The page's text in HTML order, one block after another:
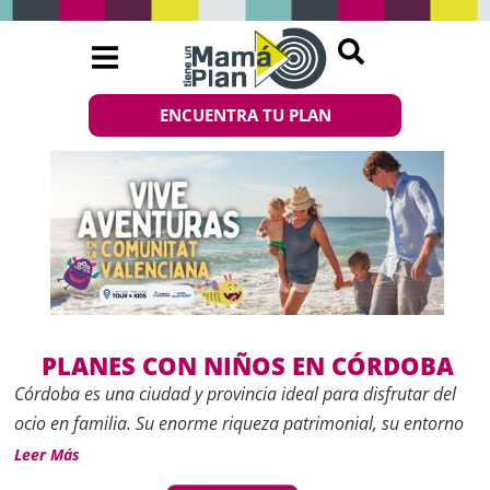
ENCUENTRA TU PLAN
PLANES CON NIÑOS EN CÓRDOBA
Córdoba es una ciudad y provincia ideal para disfrutar del
ocio en familia. Su enorme riqueza patrimonial, su entorno
natural y su amplia oferta de actividades culturales hacen
que sea muy fácil encontrarplanes con niños en Córdoba
Leer Más